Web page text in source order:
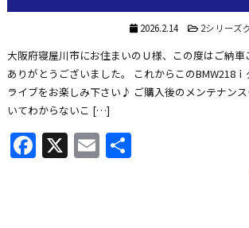
2026.2.14 2シリーズ
大阪府寝屋川市にお住まいのＵ様、この度はご納
ありがとうございました。 これからこのBMW218
ライブをお楽しみ下さい♪ ご購入後のメンテナン
いてわからないこ […]
Facebook
X Email
共